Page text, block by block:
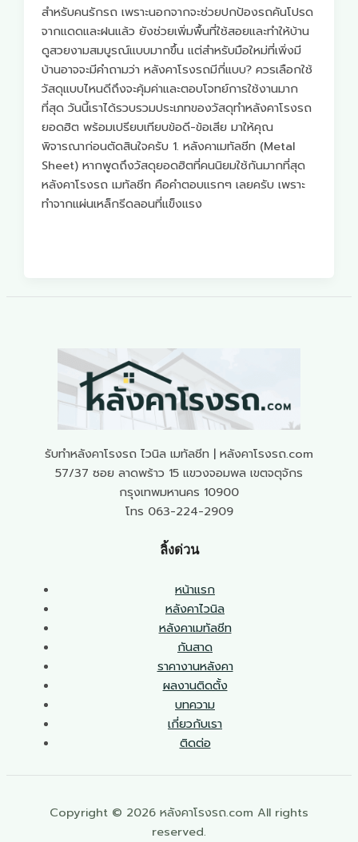
สำหรับคนรักรถ เพราะนอกจากจะช่วยปกป้องรถคันโปรด
จากแดดและฝนแล้ว ยังช่วยเพิ่มพื้นที่ใช้สอยและทำให้บ้าน
ดูสวยงามสมบูรณ์แบบมากขึ้น แต่สำหรับมือใหม่ที่เพิ่งมี
บ้านอาจจะมีคำถามว่า หลังคาโรงรถมีกี่แบบ? ควรเลือกใช้
วัสดุแบบไหนดีถึงจะคุ้มค่าและตอบโจทย์การใช้งานมาก
ที่สุด วันนี้เราได้รวบรวมประเภทของวัสดุทำหลังคาโรงรถ
ยอดฮิต พร้อมเปรียบเทียบข้อดี-ข้อเสีย มาให้คุณ
พิจารณาก่อนตัดสินใจครับ 1. หลังคาเมทัลชีท (Metal
Sheet) หากพูดถึงวัสดุยอดฮิตที่คนนิยมใช้กันมากที่สุด
หลังคาโรงรถ เมทัลชีท คือคำตอบแรกๆ เลยครับ เพราะ
ทำจากแผ่นเหล็กรีดลอนที่แข็งแรง
รับทำหลังคาโรงรถ ไวนิล เมทัลชีท | หลังคาโรงรถ.com
57/37 ซอย ลาดพร้าว 15 แขวงจอมพล เขตจตุจักร
กรุงเทพมหานคร 10900
โทร 063-224-2909
ลิ้งด่วน
หน้าแรก
หลังคาไวนิล
หลังคาเมทัลชีท
กันสาด
ราคางานหลังคา
ผลงานติดตั้ง
บทความ
เกี่ยวกับเรา
ติดต่อ
Copyright © 2026 หลังคาโรงรถ.com All rights
reserved.